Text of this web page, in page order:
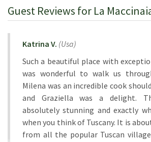
Guest Reviews for La
Katrina V. (Usa)
Such a beautiful place with
was wonderful to walk us
Milena was an incredible cook
and Graziella was a delight.
absolutely stunning and exactly
when you think of Tuscany. It is
from all the popular Tuscan